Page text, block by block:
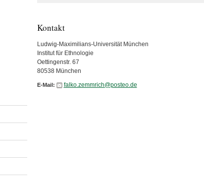
Kontakt
Ludwig-Maximilians-Universität München
Institut für Ethnologie
Oettingenstr. 67
80538 München
E-Mail: falko.zemmrich@posteo.de